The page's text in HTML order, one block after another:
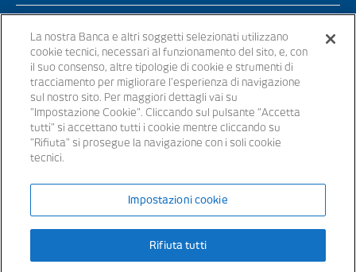
TerreLab – News
TerreLab – prendi un appuntamento
Banche appartenenti al Gruppo Bancario Banca Popolare del Lazio –
P.IVA 15854861000 – iscritta all’ Albo dei Gruppi Bancari al n. 5104
La nostra Banca e altri soggetti selezionati utilizzano
cookie tecnici, necessari al funzionamento del sito, e, con
il suo consenso, altre tipologie di cookie e strumenti di
tracciamento per migliorare l’esperienza di navigazione
sul nostro sito. Per maggiori dettagli vai su
"Impostazione Cookie". Cliccando sul pulsante “Accetta
tutti" si accettano tutti i cookie mentre cliccando su
"Rifiuta" si prosegue la navigazione con i soli cookie
tecnici.
Impostazioni cookie
Rifiuta tutti